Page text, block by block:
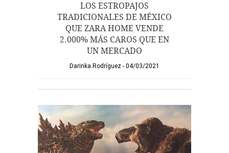
LOS ESTROPAJOS
TRADICIONALES DE MÉXICO
QUE ZARA HOME VENDE
2.000% MÁS CAROS QUE EN
UN MERCADO
Darinka Rodríguez 04/03/2021